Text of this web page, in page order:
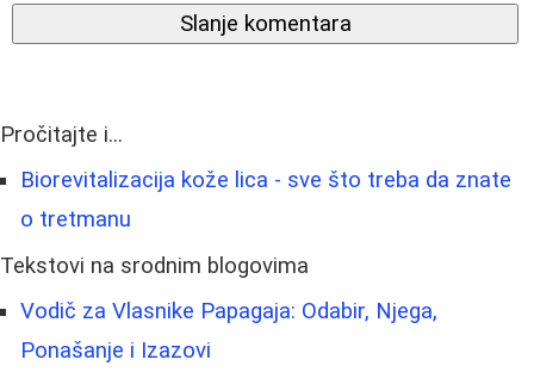
Slanje komentara
Pročitajte i...
Biorevitalizacija kože lica - sve što treba da znate
o tretmanu
Tekstovi na srodnim blogovima
Vodič za Vlasnike Papagaja: Odabir, Njega,
Ponašanje i Izazovi